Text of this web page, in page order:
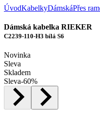
ÚvodKabelkyDámskáPřes
Dámská kabelka RIEKER
C2239-110-H3 bílá S6
Novinka
Sleva
Skladem
Sleva-60%